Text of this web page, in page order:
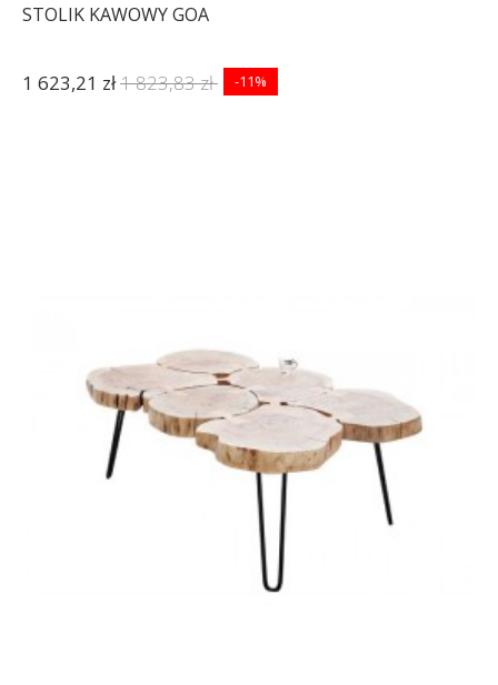
STOLIK KAWOWY GOA
1 623,21 zł1 823,83 zł -11%